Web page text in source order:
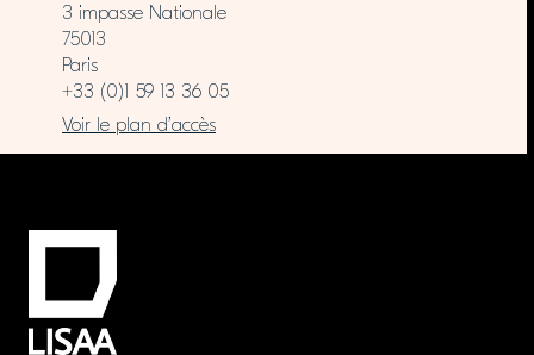
3 impasse Nationale
75013
Paris
+33 (0)1 59 13 36 05
Voir le plan d’accès